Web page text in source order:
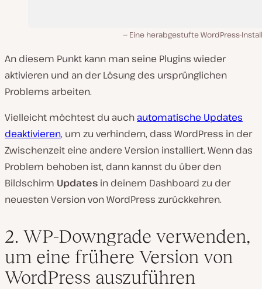
Eine herabgestufte WordPress-
An diesem Punkt kann man seine Plugins wieder
aktivieren und an der Lösung des ursprünglichen
Problems arbeiten.
Vielleicht möchtest du auch automatische Updates
deaktivieren, um zu verhindern, dass WordPress in der
Zwischenzeit eine andere Version installiert. Wenn das
Problem behoben ist, dann kannst du über den
Bildschirm Updates in deinem Dashboard zu der
neuesten Version von WordPress zurückkehren.
2. WP-Downgrade verwenden,
um eine frühere Version von
WordPress auszuführen